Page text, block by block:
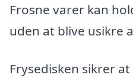
Frosne varer kan
uden at blive usikre
Frysedisken sikrer